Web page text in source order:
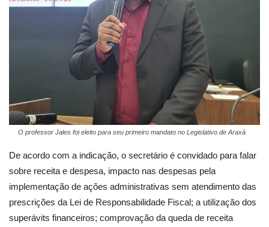
O professor Jales foi eleito para seu primeiro mandato no Legislativo de Araxá
De acordo com a indicação, o secretário é convidado para falar
sobre receita e despesa, impacto nas despesas pela
implementação de ações administrativas sem atendimento das
prescrições da Lei de Responsabilidade Fiscal; a utilização dos
superávits financeiros; comprovação da queda de receita